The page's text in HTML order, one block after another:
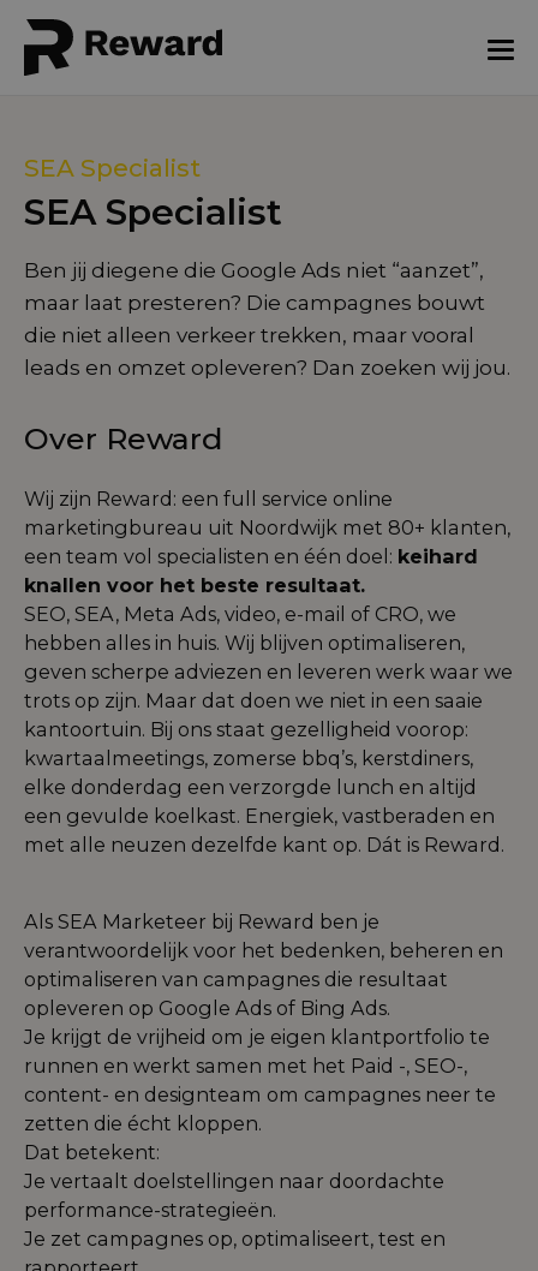
SEA Specialist
SEA Specialist
Ben jij diegene die Google Ads niet “aanzet”,
maar laat presteren? Die campagnes bouwt
die niet alleen verkeer trekken, maar vooral
leads en omzet opleveren? Dan zoeken wij jou.
Over Reward
Wij zijn Reward: een full service online
marketingbureau uit Noordwijk met 80+ klanten,
een team vol specialisten en één doel: keihard
knallen voor het beste resultaat.
SEO, SEA, Meta Ads, video, e-mail of CRO, we
hebben alles in huis. Wij blijven optimaliseren,
geven scherpe adviezen en leveren werk waar we
trots op zijn. Maar dat doen we niet in een saaie
kantoortuin. Bij ons staat gezelligheid voorop:
kwartaalmeetings, zomerse bbq’s, kerstdiners,
elke donderdag een verzorgde lunch en altijd
een gevulde koelkast. Energiek, vastberaden en
met alle neuzen dezelfde kant op. Dát is Reward.
Als SEA Marketeer bij Reward ben je
verantwoordelijk voor het bedenken, beheren en
optimaliseren van campagnes die resultaat
opleveren op Google Ads of Bing Ads.
Je krijgt de vrijheid om je eigen klantportfolio te
runnen en werkt samen met het Paid -, SEO-,
content- en designteam om campagnes neer te
zetten die écht kloppen.
Dat betekent:
Je vertaalt doelstellingen naar doordachte
performance-strategieën.
Je zet campagnes op, optimaliseert, test en